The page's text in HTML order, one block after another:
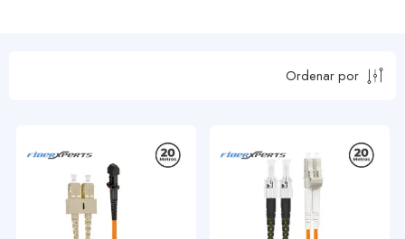
Ordenar por